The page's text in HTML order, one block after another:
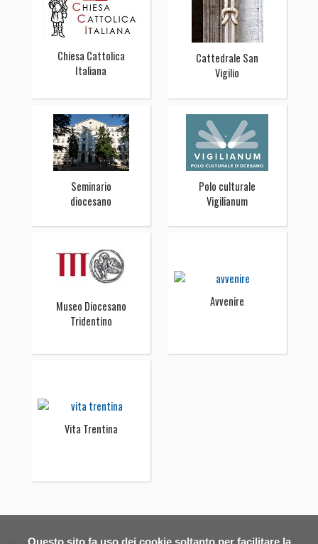
Questo sito fa uso dei cookie soltanto per facilitare la
Chiesa Cattolica
Italiana
Cattedrale San
Vigilio
Seminario
diocesano
Polo culturale
Vigilianum
Museo Diocesano
Tridentino
Avvenire
Vita Trentina